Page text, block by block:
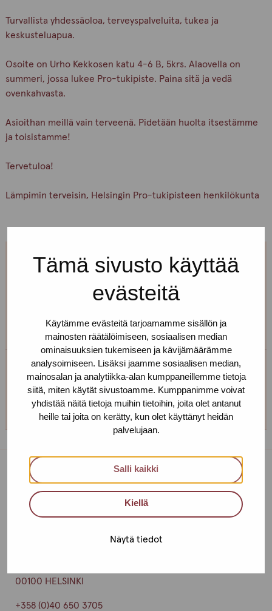
Tämä sivusto käyttää
evästeitä
Käytämme evästeitä tarjoamamme sisällön ja
mainosten räätälöimiseen, sosiaalisen median
ominaisuuksien tukemiseen ja kävijämäärämme
analysoimiseen. Lisäksi jaamme sosiaalisen median,
mainosalan ja analytiikka-alan kumppaneillemme tietoja
siitä, miten käytät sivustoamme. Kumppanimme voivat
yhdistää näitä tietoja muihin tietoihin, joita olet antanut
heille tai joita on kerätty, kun olet käyttänyt heidän
palvelujaan.
Salli kaikki
Kiellä
Näytä tiedot
Turvallista yhdessäoloa, terveyspalveluita, tukea ja
keskusteluapua.
Osoite on Urho Kekkosen katu 4-6 B, 5krs. Alaovella on
summeri, jossa lukee Pro-tukipiste. Paina sitä ja vedä
ovenkahvasta.
Asioithan meillä vain terveenä. Pidetään huolta itsestämme
ja toisistamme!
Tervetuloa!
Lämpimin terveisin, Helsingin Pro-tukipisteen henkilökunta
Jos et pääse paikalle, mutta haluaisit
tavata, niin ota yhteyttä!
Helsingin toimipiste
+358 (0)40 650 3705
Toimipisteet
Ota yhteyttä
00100 HELSINKI
+358 (0)40 650 3705